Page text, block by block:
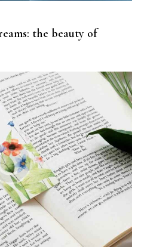
the beauty of